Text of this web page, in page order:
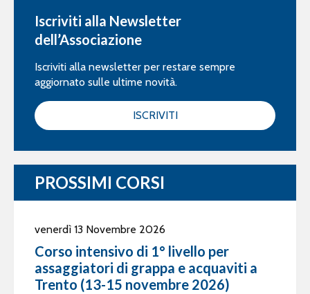
Iscriviti alla Newsletter
dell’Associazione
Iscriviti alla newsletter per restare sempre
aggiornato sulle ultime novità.
ISCRIVITI
PROSSIMI CORSI
venerdì 13 Novembre 2026
Corso intensivo di 1° livello per
assaggiatori di grappa e acquaviti a
Trento (13-15 novembre 2026)